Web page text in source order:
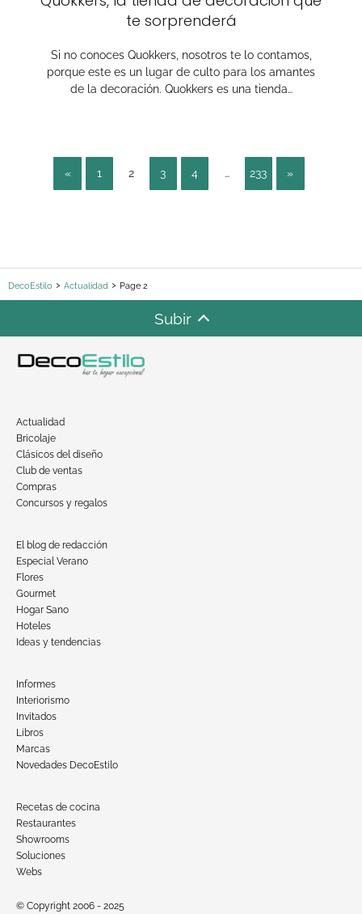
te sorprenderá
Si no conoces Quokkers, nosotros te lo contamos,
porque este es un lugar de culto para los amantes
de la decoración. Quokkers es una tienda…
« 1 2 3 4 … 233 »
DecoEstilo Actualidad Page 2
Subir
Actualidad
Bricolaje
Clásicos del diseño
Club de ventas
Compras
Concursos y regalos
El blog de redacción
Especial Verano
Flores
Gourmet
Hogar Sano
Hoteles
Ideas y tendencias
Informes
Interiorismo
Invitados
Libros
Marcas
Novedades DecoEstilo
Recetas de cocina
Restaurantes
Showrooms
Soluciones
Webs
© Copyright 2006 - 2025